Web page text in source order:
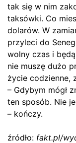
tak się w nim
taksówki. Co
dolarów. W
przyleci do
wolny czas i
nie muszę dużo
życie codzienne,
– Gdybym mógł
ten sposób. Nie
– kończy.
źródło: fakt.pl/